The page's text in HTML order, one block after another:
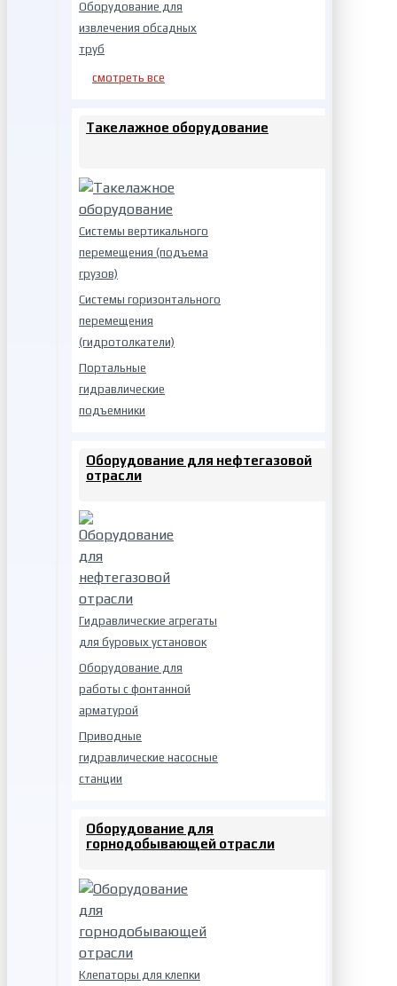
Оборудование для
извлечения обсадных
труб
смотреть все
Такелажное оборудование
Системы вертикального
перемещения (подъема
грузов)
Системы горизонтального
перемещения
(гидротолкатели)
Портальные
гидравлические
подъемники
Оборудование для нефтегазовой
отрасли
Гидравлические агрегаты
для буровых установок
Оборудование для
работы с фонтанной
арматурой
Приводные
гидравлические насосные
станции
Оборудование для
горнодобывающей отрасли
Клепаторы для клепки